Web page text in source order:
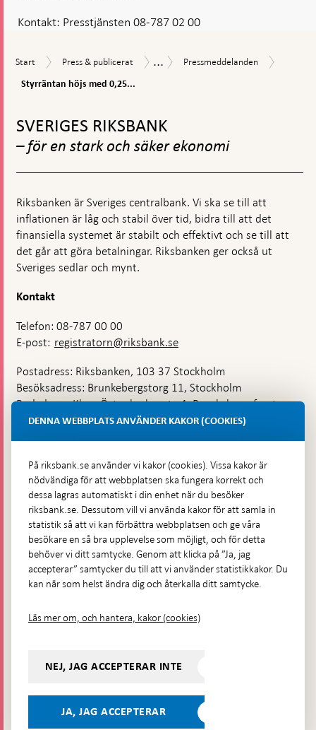
Kontakt: Presstjänsten 08-787 02 00
Start
Start
Press
publicerat
Press & publicerat
Nyheter
... Pressmeddelanden
Pressmeddelanden
Styrräntan höjs med 0,25...
toppnavigation
SVERIGES RIKSBANK
– för en stark och säker ekonomi
Riksbanken är Sveriges centralbank. Vi ska se till att
inflationen är låg och stabil över tid, bidra till att det
finansiella systemet är stabilt och effektivt och se till att
det går att göra betalningar. Riksbanken ger också ut
Sveriges sedlar och mynt.
Kontakt
Telefon: 08-787 00 00
E-post: registratorn@riksbank.se
Postadress: Riksbanken, 103 37 Stockholm
Besöksadress: Brunkebergstorg 11, Stockholm
Budadress: Klara Östra kyrkogata 4, Brunkebergsfaret,
Lastplats 6
Hitta direkt
Frågor och svar-
Öppnas
i
ny
flik
Till Riksbankens webbarkiv-
Öppnas
i
ny
Presskontakt
Integritetspolicy
Följ oss på sociala medier
YouTubeDela på:Dela på:
Dela
på:
DENNA WEBBPLATS ANVÄNDER KAKOR (COOKIES)
På riksbank.se använder vi kakor (cookies). Vissa kakor är
nödvändiga för att webbplatsen ska fungera korrekt och
dessa lagras automatiskt i din enhet när du besöker
riksbank.se. Dessutom vill vi använda kakor för att samla in
statistik så att vi kan förbättra webbplatsen och ge våra
besökare en så bra upplevelse som möjligt, och för detta
behöver vi ditt samtycke. Genom att klicka på ”Ja, jag
accepterar” samtycker du till att vi använder statistikkakor. Du
kan när som helst ändra dig och återkalla ditt samtycke.
Läs mer om, och hantera, kakor (cookies)
NEJ, JAG ACCEPTERAR INTE
JA, JAG ACCEPTERAR